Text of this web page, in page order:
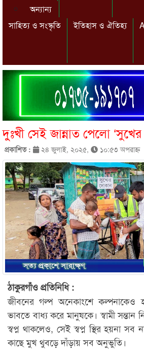
অন্যান্য
সাহিত্য ও সংস্কৃতি ইতিহাস ও ঐতিহ্য
দুঃখী সেই জান্নাত পেলো
প্রকাশিত : ২৪ জুলাই, ২০২৫, ১০:৫৩ অপরাহ্ণ
ঠাকুরগাঁও প্রতিনিধি :
জীবনের গল্প অনেকাংশে কল্পনাকেও
ভাবতে বাধ্য করে মানুষকে। স্বামী সন্তান
স্বপ্ন থাকলেও, সেই স্বপ্ন স্থির হয়না সব
কাছে মুখ থুবড়ে দাঁড়ায় সব অনুভুতি।